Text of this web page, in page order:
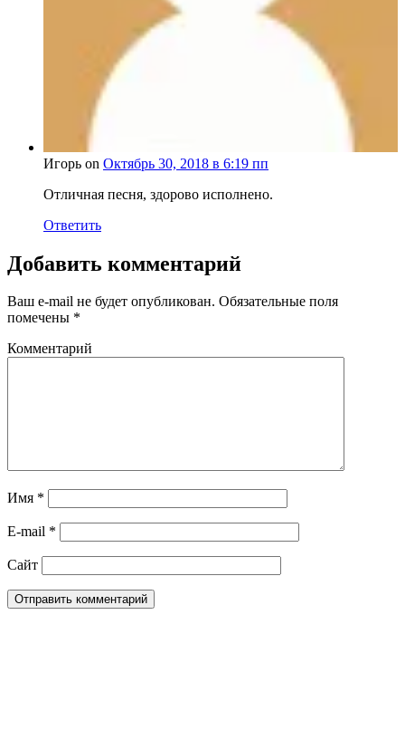
Игорь on Октябрь 30, 2018 в 6:19 пп
Отличная песня, здорово исполнено.
Ответить
Добавить комментарий
Ваш e-mail не будет опубликован. Обязательные поля
помечены *
Комментарий
Имя *
E-mail *
Сайт